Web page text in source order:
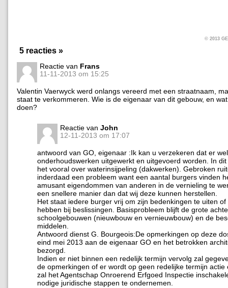
© 2013
5 reacties »
Reactie van Frans
11-11-2013 om 15:25
Valentin Vaerwyck werd onlangs vereerd met een straatnaam,
staat te verkommeren. Wie is de eigenaar van dit gebouw, en
doen?
Reactie van John
12-11-2013 om 17:07
antwoord van GO, eigenaar :Ik kan u verzekeren dat er
onderhoudswerken uitgewerkt en uitgevoerd worden. In
het vooral over waterinsijpeling (dakwerken). Gebroken
inderdaad een probleem want een aantal burgers vinden
amusant eigendommen van anderen in de vernieling te
een snellere manier dan dat wij deze kunnen herstellen.
Het staat iedere burger vrij om zijn bedenkingen te uiten
hebben bij beslissingen. Basisprobleem blijft de grote
schoolgebouwen (nieuwbouw en vernieuwbouw) en de
middelen.
Antwoord dienst G. Bourgeois:De opmerkingen op deze
eind mei 2013 aan de eigenaar GO en het betrokken
bezorgd.
Indien er niet binnen een redelijk termijn vervolg zal
de opmerkingen of er wordt op geen redelijke termijn actie
zal het Agentschap Onroerend Erfgoed Inspectie
nodige juridische stappen te ondernemen.